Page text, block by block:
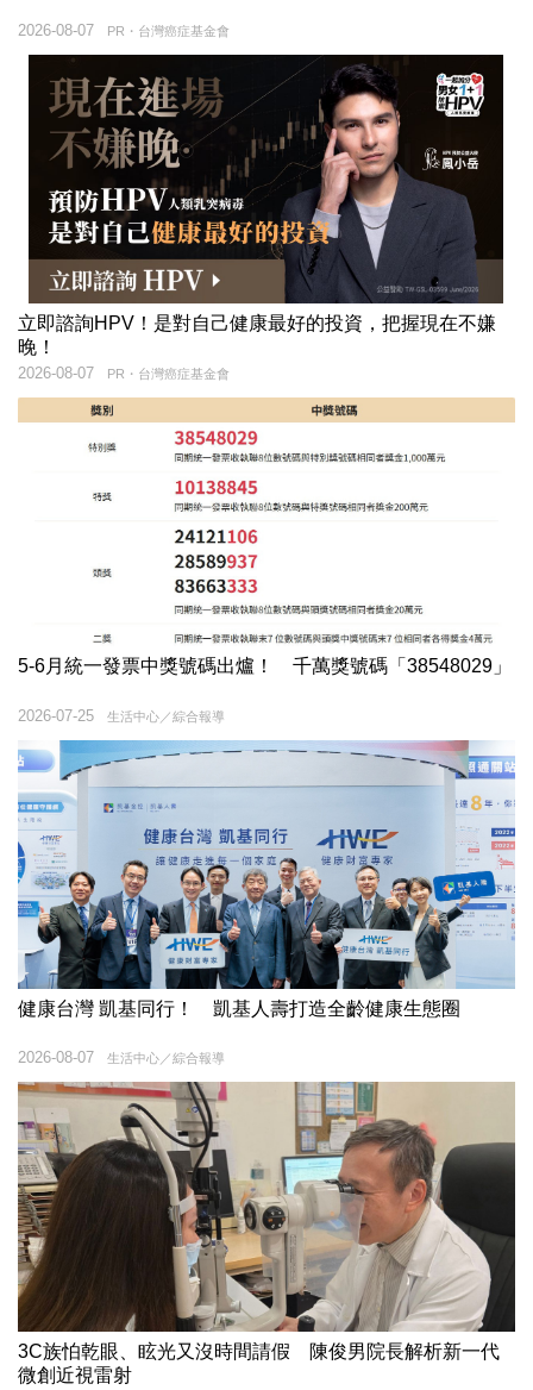
PR・台灣癌症基金會
2026-08-07
立即諮詢HPV！是對自己健康最好的投資，把握現在不嫌
晚！
PR・台灣癌症基金會
2026-08-07
5-6月統一發票中獎號碼出爐！ 千萬獎號碼「38548029」
生活中心／綜合報導
2026-07-25
健康台灣 凱基同行！ 凱基人壽打造全齡健康生態圈
生活中心／綜合報導
2026-08-07
3C族怕乾眼、眩光又沒時間請假 陳俊男院長解析新一代
微創近視雷射